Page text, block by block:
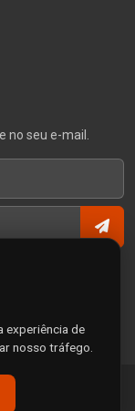
seu e-mail.
reservados.
experiência de
nosso tráfego.